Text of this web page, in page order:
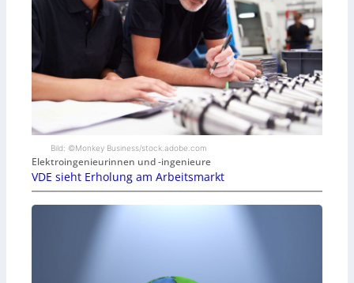
Bild: ©Monkey Business/stock.adobe.com
Elektroingenieurinnen und -ingenieure
VDE sieht Erholung am Arbeitsmarkt